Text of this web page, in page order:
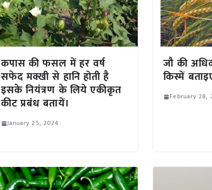
कपास की फसल में हर वर्ष
सफेद मक्खी से हानि होती है
इसके नियंत्रण के लिये एकीकृत
कीट प्रबंध बतायें।
January 25, 2024
जौ की
किस्में
February 28,